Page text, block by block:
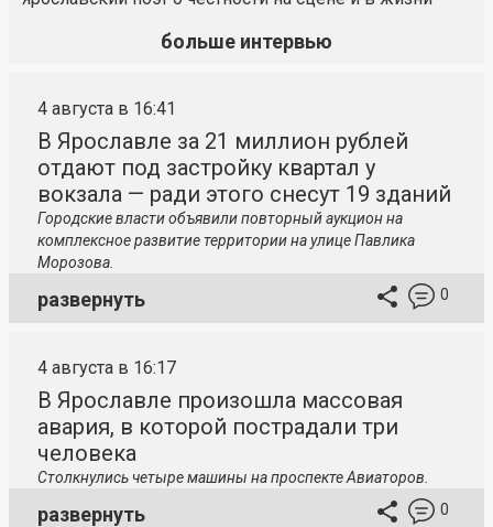
больше интервью
4 августа в 16:41
В Ярославле за 21 миллион рублей
отдают под застройку квартал у
вокзала — ради этого снесут 19 зданий
Городские власти объявили повторный аукцион на
комплексное развитие территории на улице Павлика
Морозова.
развернуть 0
4 августа в 16:17
В Ярославле произошла массовая
авария, в которой пострадали три
человека
Столкнулись четыре машины на проспекте Авиаторов.
развернуть 0